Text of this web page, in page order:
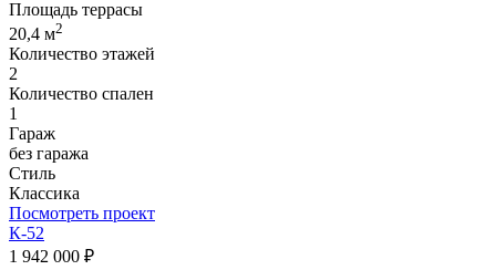
Площадь террасы
20,4 м2
Количество этажей
2
Количество спален
1
Гараж
без гаража
Стиль
Классика
Посмотреть проект
К-52
1 942 000 ₽